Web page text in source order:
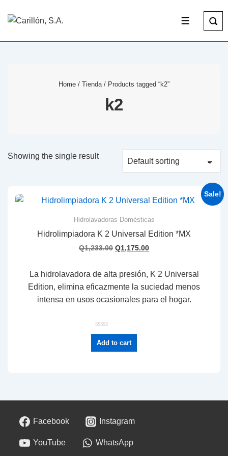
Home / Tienda/ Products tagged “k2”
k2
Showing the single result
Sale!
Hidrolavadoras Domésticas
Hidrolimpiadora K 2 Universal Edition *MX
Q1,233.00 Q1,175.00
La hidrolavadora de alta presión, K 2 Universal
Edition, elimina eficazmente la suciedad menos
intensa en usos ocasionales para el hogar.
R
a
t
e
f
Add to cart
Facebook Instagram
YouTube WhatsApp